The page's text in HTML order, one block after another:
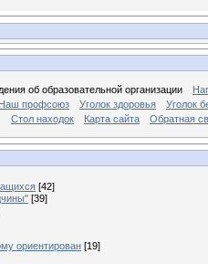
об образовательной организации
Наш профсоюз Уголок здоровья
Уголок
Стол находок
Карта сайта Обратная
[42]
[39]
ориентирован [19]